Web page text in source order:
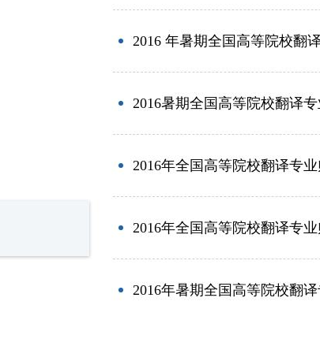
2016 年暑期全国高等院校翻
2016暑期全国高等院校翻译
2016年全国高等院校翻译专
2016年全国高等院校翻译专
2016年暑期全国高等院校翻